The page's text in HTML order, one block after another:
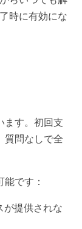
時に有効にな
ます。初回支
質問なしで全
です：
が提供されな